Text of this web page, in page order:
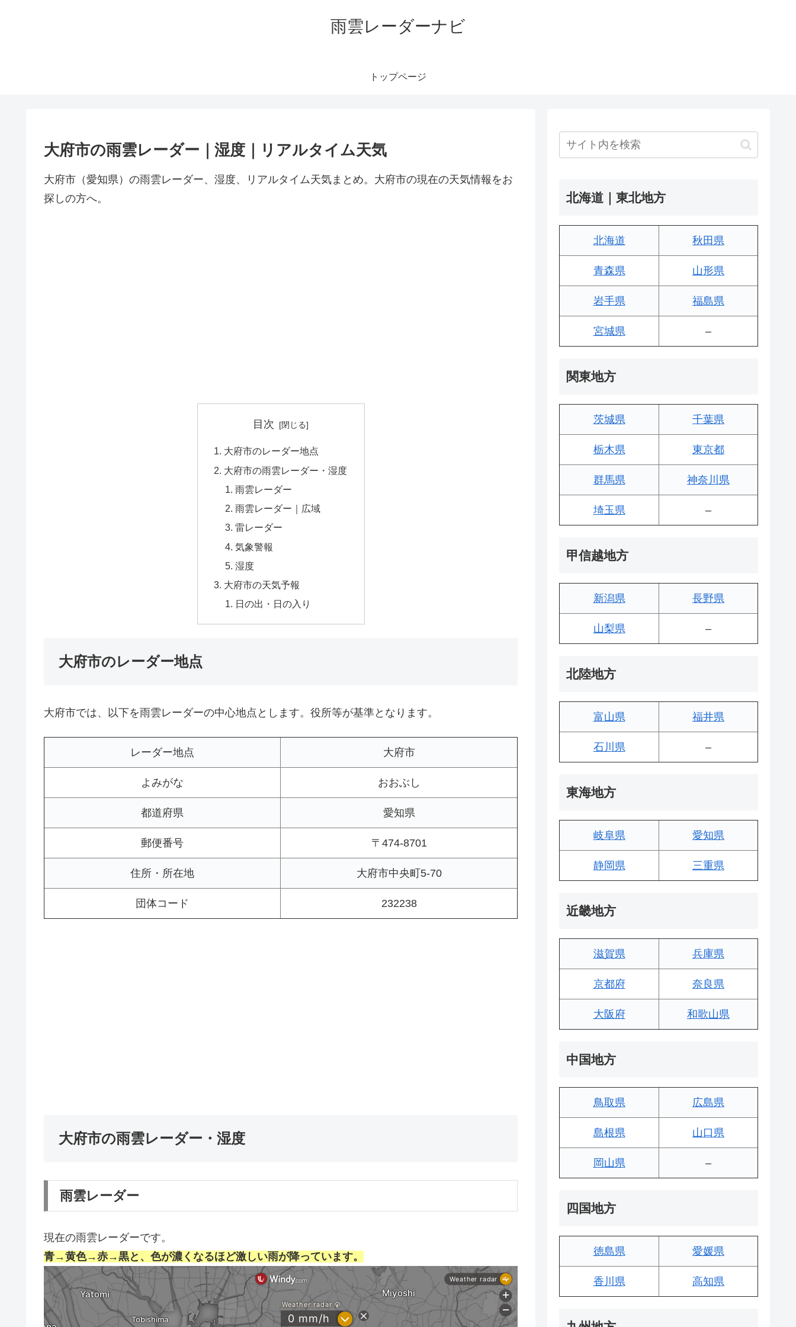
雨雲レーダーナビ
トップページ
大府市の雨雲レーダー｜湿度｜リアルタイム天気
大府市（愛知県）の雨雲レーダー、湿度、リアルタイム天気まとめ。大府市の現在の天気情報をお
探しの方へ。
目次
大府市のレーダー地点
大府市の雨雲レーダー・湿度
雨雲レーダー
雨雲レーダー｜広域
雷レーダー
気象警報
湿度
大府市の天気予報
日の出・日の入り
大府市のレーダー地点
大府市では、以下を雨雲レーダーの中心地点とします。役所等が基準となります。
レーダー地点 大府市
よみがな おおぶし
都道府県 愛知県
郵便番号 〒474-8701
住所・所在地 大府市中央町5-70
団体コード 232238
大府市の雨雲レーダー・湿度
雨雲レーダー
現在の雨雲レーダーです。
青→黄色→赤→黒と、色が濃くなるほど激しい雨が降っています。
北海道｜東北地方
北海道 秋田県
青森県 山形県
岩手県 福島県
宮城県 –
関東地方
茨城県 千葉県
栃木県 東京都
群馬県 神奈川県
埼玉県 –
甲信越地方
新潟県 長野県
山梨県 –
北陸地方
富山県 福井県
石川県 –
東海地方
岐阜県 愛知県
静岡県 三重県
近畿地方
滋賀県 兵庫県
京都府 奈良県
大阪府 和歌山県
中国地方
鳥取県 広島県
島根県 山口県
岡山県 –
四国地方
徳島県 愛媛県
香川県 高知県